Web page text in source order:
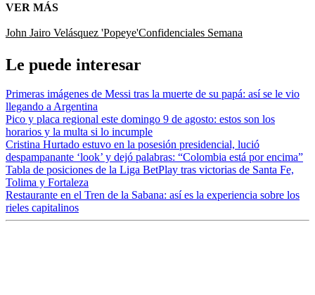
VER MÁS
John Jairo Velásquez 'Popeye'Confidenciales Semana
Le puede interesar
Primeras imágenes de Messi tras la muerte de su papá: así se le vio
llegando a Argentina
Pico y placa regional este domingo 9 de agosto: estos son los
horarios y la multa si lo incumple
Cristina Hurtado estuvo en la posesión presidencial, lució
despampanante ‘look’ y dejó palabras: “Colombia está por encima”
Tabla de posiciones de la Liga BetPlay tras victorias de Santa Fe,
Tolima y Fortaleza
Restaurante en el Tren de la Sabana: así es la experiencia sobre los
rieles capitalinos